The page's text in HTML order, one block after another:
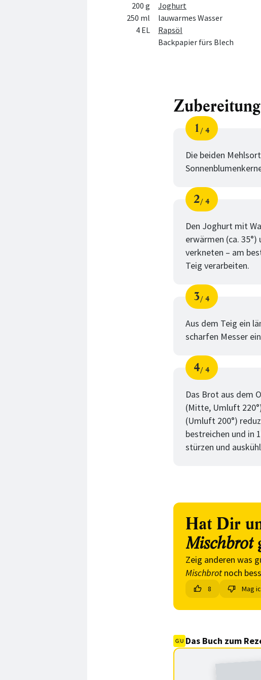
200 g
Joghurt
250 ml
lauwarmes Wasser
4 EL
Rapsöl
Backpapier fürs Blech
Zubereitung
Schritt
1
von
4
Die beiden
Schritt
2
von
4
Den Joghurt mit
erwärmen (ca.
verkneten – am
Teig verarbeiten.
Schritt
3
von
4
Aus dem Teig ein
scharfen Messer
Schritt
4
von
4
Das Brot aus dem
(Mitte, Umluft
(Umluft 200°)
bestreichen und in
stürzen und
Hat Dir
Mischbrot
Zeig anderen was
Mischbrot noch
8 Mag
Das Buch zum